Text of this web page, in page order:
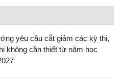
yêu cầu cắt giảm các kỳ thi,
không cần thiết từ năm học